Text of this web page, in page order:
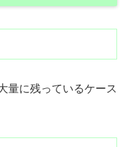
量に残っているケース